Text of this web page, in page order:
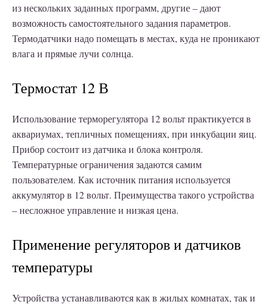
из нескольких заданных программ, другие – дают
возможность самостоятельного задания параметров.
Термодатчики надо помещать в местах, куда не проникают
влага и прямые лучи солнца.
Термостат 12 В
Использование терморегулятора 12 вольт практикуется в
аквариумах, тепличных помещениях, при инкубации яиц.
Прибор состоит из датчика и блока контроля.
Температурные ограничения задаются самим
пользователем. Как источник питания используется
аккумулятор в 12 вольт. Преимущества такого устройства
– несложное управление и низкая цена.
Применение регуляторов и датчиков
температуры
Устройства устанавливаются как в жилых комнатах, так и